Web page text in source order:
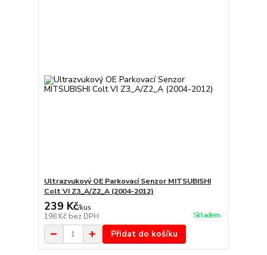
Ultrazvukový OE Parkovací Senzor MITSUBISHI
Colt VI Z3_A/Z2_A (2004-2012)
239 Kč/kus
198 Kč bez DPH Skladem
Přidat do košíku